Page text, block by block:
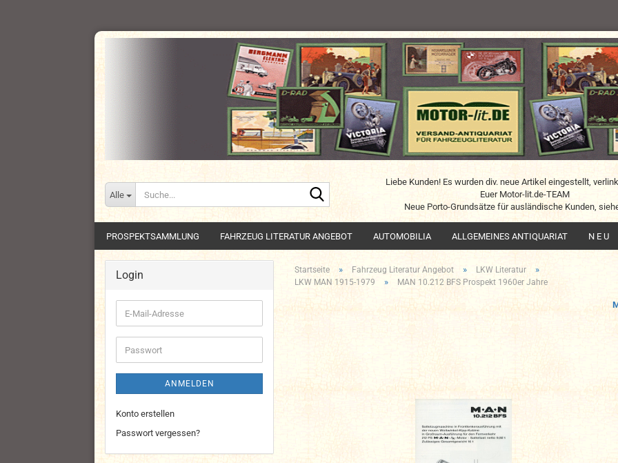
Alle
Liebe Kunden! Es wurden div. neue Artikel eingestellt,
Euer Motor-lit.de-TEAM
Neue Porto-Grundsätze für ausländische Kunden,
PROSPEKTSAMMLUNG FAHRZEUG LITERATUR ANGEBOT AUTOMOBILIA ALLGEMEINES ANTIQUARIAT N E U
Startseite » Fahrzeug Literatur Angebot » LKW Literatur »
LKW MAN 1915-1979 » MAN 10.212 BFS Prospekt 1960er Jahre
Login
E-
Mail-
Adresse
Passwort
ANMELDEN
Konto erstellen
Passwort vergessen?